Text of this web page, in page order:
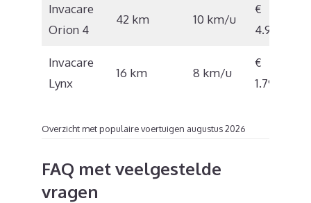
Invacare
Orion 4
42 km 10 km/u
€
4.910
Invacare
Lynx
16 km 8 km/u
€
1.797
Overzicht met populaire voertuigen augustus 2026
FAQ met veelgestelde
vragen